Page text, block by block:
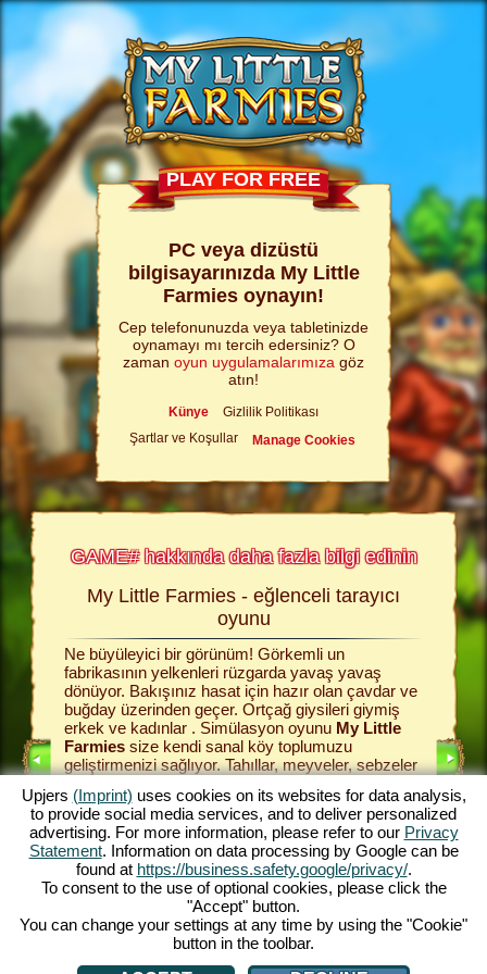
PLAY FOR FREE
PC veya dizüstü
bilgisayarınızda My Little
Farmies oynayın!
Cep telefonunuzda veya tabletinizde
oynamayı mı tercih edersiniz? O
zaman oyun uygulamalarımıza göz
atın!
Künye
Gizlilik Politikası
Şartlar ve Koşullar
Manage Cookies
GAME# hakkında daha fazla bilgi edinin
oyunlar
My Little Farmies - eğlenceli tarayıcı
oyunu
Ne büyüleyici bir görünüm! Görkemli un
fabrikasının yelkenleri rüzgarda yavaş yavaş
dönüyor. Bakışınız hasat için hazır olan çavdar ve
buğday üzerinden geçer. Ortçağ giysileri giymiş
erkek ve kadınlar . Simülasyon oyunu My Little
Farmiessize kendi sanal köy toplumuzu
geliştirmenizi sağlıyor. Tahıllar, meyveler, sebzeler
yaparak verimli işlevlerini kullanın. My Little
Farmies size çok sayıda özellik ve işlev
sunmaktadır - ayrıca bu çiftlk oyununu oynamak
kesinlikle eğlenceli! Çiftlik oyunun büyüleyici
dünyasını yaşayın ve hemen şimdi oynayın!
Bu
Renkli
çayırı
bu köyü
edecek.
ve
Upjers (Imprint) uses cookies on its websites for data analysis,
to provide social media services, and to deliver personalized
advertising. For more information, please refer to our Privacy
Statement. Information on data processing by Google can be
found at https://business.safety.google/privacy/.
To consent to the use of optional cookies, please click the
"Accept" button.
You can change your settings at any time by using the "Cookie"
button in the toolbar.